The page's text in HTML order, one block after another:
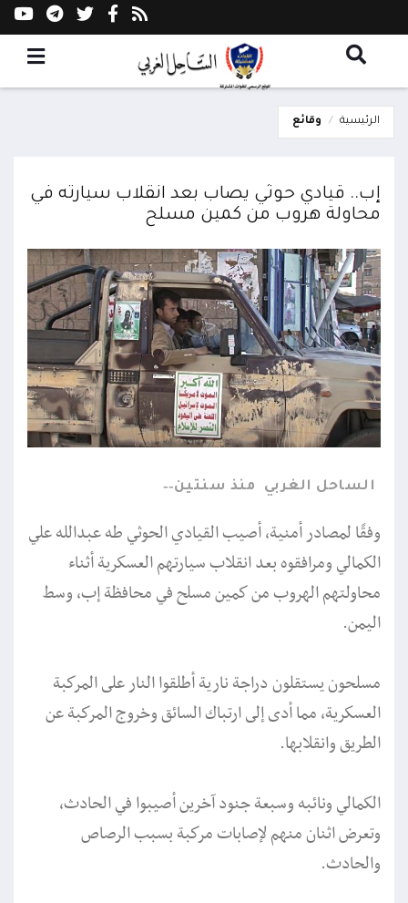
الرئيسية وقائع
إب.. قيادي حوثي يصاب بعد انقلاب سيارته في
محاولة هروب من كمين مسلح
الساحل الغربي منذ سنتين
وفقًا لمصادر أمنية، أصيب القيادي الحوثي طه عبدالله علي
الكمالي ومرافقوه بعد انقلاب سيارتهم العسكرية أثناء
محاولتهم الهروب من كمين مسلح في محافظة إب، وسط
اليمن.
مسلحون يستقلون دراجة نارية أطلقوا النار على المركبة
العسكرية، مما أدى إلى ارتباك السائق وخروج المركبة عن
الطريق وانقلابها.
الكمالي ونائبه وسبعة جنود آخرين أصيبوا في الحادث،
وتعرض اثنان منهم لإصابات مركبة بسبب الرصاص
والحادث.